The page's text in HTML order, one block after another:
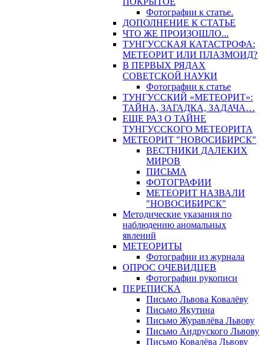
Фотографии к статье.
ДОПОЛНЕНИЕ К СТАТЬЕ
ЧТО ЖЕ ПРОИЗОШЛО...
ТУНГУССКАЯ КАТАСТРОФА:
МЕТЕОРИТ ИЛИ ПЛАЗМОИД?
В ПЕРВЫХ РЯДАХ
СОВЕТСКОЙ НАУКИ
Фотографии к статье
ТУНГУССКИЙ «МЕТЕОРИТ»:
ТАЙНА, ЗАГАДКА, ЗАДАЧА…
ЕЩЕ РАЗ О ТАЙНЕ
ТУНГУССКОГО МЕТЕОРИТА
МЕТЕОРИТ "НОВОСИБИРСК"
ВЕСТНИКИ ДАЛЕКИХ
МИРОВ
ПИСЬМА
ФОТОГРАФИИ
МЕТЕОРИТ НАЗВАЛИ
"НОВОСИБИРСК"
Методические указания по
наблюдению аномальных
явлений
МЕТЕОРИТЫ
Фотографии из журнала
ОПРОС ОЧЕВИДЦЕВ
Фотографии рукописи
ПЕРЕПИСКА
Письмо Львова Ковалёву
Письмо Якутина
Письмо Журавлёва Львову
Письмо Андруского Львову
Письмо Ковалёва Львову